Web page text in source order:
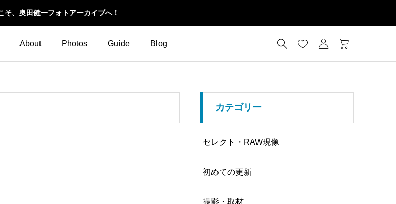
そ、奥田健一フォトアーカイブへ！
About Photos Guide Blog    
カテゴリー
セレクト・RAW現像
初めての更新
撮影・取材